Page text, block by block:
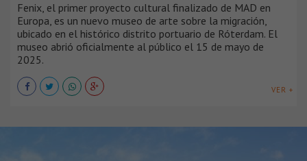
Fenix, el primer proyecto cultural finalizado de MAD en
Europa, es un nuevo museo de arte sobre la migración,
ubicado en el histórico distrito portuario de Róterdam. El
museo abrió oficialmente al público el 15 de mayo de
2025.
VER +